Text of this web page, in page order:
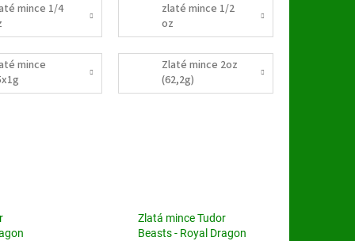
mince 1/4
zlaté mince 1/2
oz
mince
Zlaté mince 2oz
(62,2g)
Zlatá mince Tudor
Beasts - Royal Dragon